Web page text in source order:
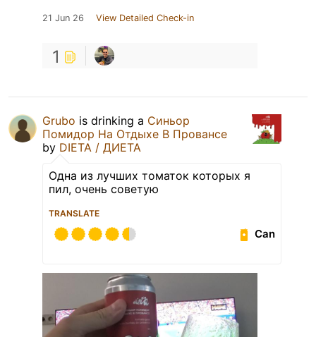
21 Jun 26 View Detailed Check-in
1
Grubo is drinking a Синьор
Помидор На Отдыхе В Провансе
by DIETA / ДИЕТА
Одна из лучших томаток которых я
пил, очень советую
TRANSLATE
Can